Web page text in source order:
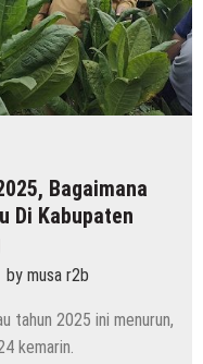
Bagaimana
Di Kabupaten
by musa r2b
tahun 2025 ini menurun,
kemarin.